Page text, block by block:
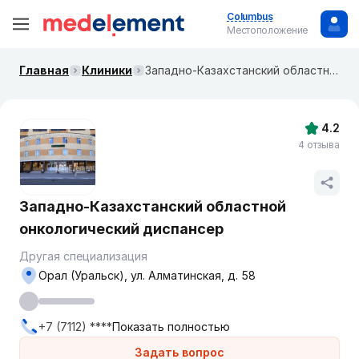
Columbus
Местоположение
Главная Клиники Западно-Казахстанский областной онкологический диспансер
Западно-Казахстанский областной
онкологический диспансер
Другая специализация
Задать вопрос
Орал (Уральск), ул. Алматинская, д. 58
+7 (7112) ****Показать полностью
4.2
4 отзыва